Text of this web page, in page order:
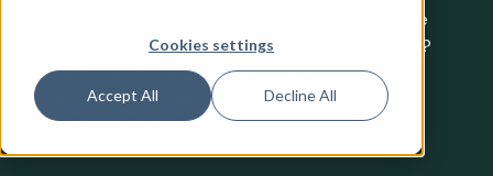
Cookies settings
Accept All Decline All
Vous avez du mal à gérer une équipe croissante de
bénévoles diversifiés dans votre zoo ou aquarium ?
Vous n'êtes pas seul. Volunteer Impact simplifie la
planification, le recrutement et l'engagement des
bénévoles, en les adaptant à vos besoins.